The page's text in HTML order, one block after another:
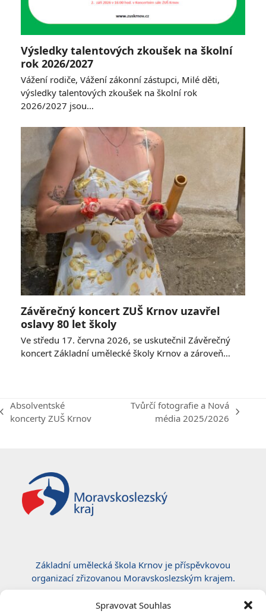
Spravovat Souhlas
Výsledky talentových zkoušek na školní
rok 2026/2027
Vážení rodiče, Vážení zákonní zástupci, Milé děti,
výsledky talentových zkoušek na školní rok
2026/2027 jsou…
Závěrečný koncert ZUŠ Krnov uzavřel
oslavy 80 let školy
Ve středu 17. června 2026, se uskutečnil Závěrečný
koncert Základní umělecké školy Krnov a zároveň…
previous
Absolventské
koncerty ZUŠ Krnov
Tvůrčí fotografie a Nová
média 2025/2026
Základní umělecká škola Krnov je příspěvkovou
organizací zřizovanou Moravskoslezským krajem.
Certifikace ČSN EN ISO 50001:2019